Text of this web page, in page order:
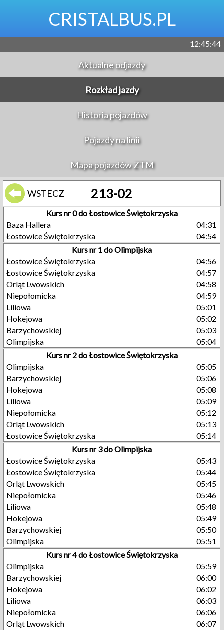
CRISTALBUS.PL
12:45:45
Aktualne odjazdy
Rozkład jazdy
Historia pojazdów
Pojazdy na linii
Mapa pojazdów ZTM
WSTECZ 213-02
Kurs nr 0 do Łostowice Świętokrzyska
Baza Hallera
04:31
Łostowice Świętokrzyska
04:54
Kurs nr 1 do Olimpijska
Łostowice Świętokrzyska
04:56
Łostowice Świętokrzyska
04:57
Orląt Lwowskich
04:58
Niepołomicka
04:59
Liliowa
05:01
Hokejowa
05:02
Barzychowskiej
05:03
Olimpijska
05:04
Kurs nr 2 do Łostowice Świętokrzyska
Olimpijska
05:05
Barzychowskiej
05:06
Hokejowa
05:08
Liliowa
05:09
Niepołomicka
05:12
Orląt Lwowskich
05:13
Łostowice Świętokrzyska
05:14
Kurs nr 3 do Olimpijska
Łostowice Świętokrzyska
05:43
Łostowice Świętokrzyska
05:44
Orląt Lwowskich
05:45
Niepołomicka
05:46
Liliowa
05:48
Hokejowa
05:49
Barzychowskiej
05:50
Olimpijska
05:51
Kurs nr 4 do Łostowice Świętokrzyska
Olimpijska
05:59
Barzychowskiej
06:00
Hokejowa
06:02
Liliowa
06:03
Niepołomicka
06:06
Orląt Lwowskich
06:07